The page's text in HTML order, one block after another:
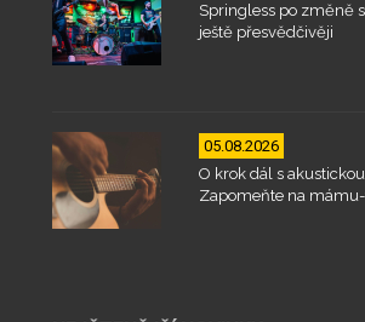
Springless po změně
ještě přesvědčivěji
05.08.2026
O krok dál s
Zapomeňte na